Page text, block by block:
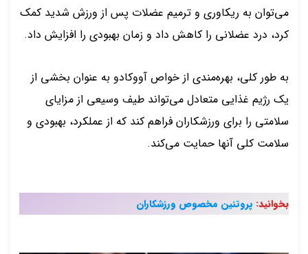
می‌توان به ریکاوری و ترمیم عضلات پس از ورزش شدید کمک
کرد، درد عضلانی را کاهش داد و زمان بهبودی را افزایش داد.
به طور کلی، بهره‌مندی از خواص آووکادو به عنوان بخشی از
یک رژیم غذایی متعادل می‌تواند طیف وسیعی از مزایای
سلامتی را برای ورزشکاران فراهم کند که از عملکرد، بهبودی و
سلامت کلی آنها حمایت می‌کند.
بخوانید: پروتئین مخصوص ورزشکاران